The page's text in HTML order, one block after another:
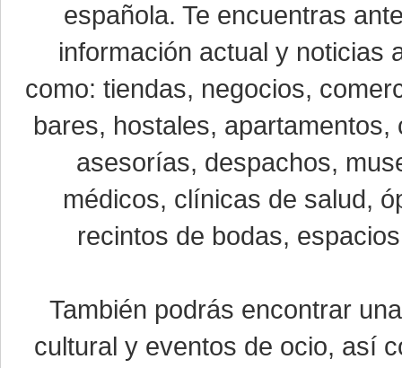
española. Te encuentras
información actual y noticias
como: tiendas, negocios,
bares, hostales,
asesorías, despachos,
médicos, clínicas de salud,
recintos de bodas,
También podrás encontrar
cultural y eventos de ocio, así